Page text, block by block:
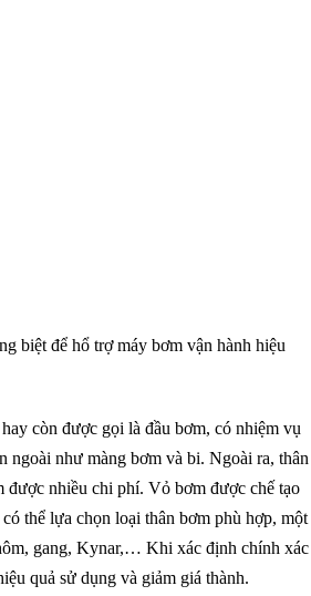
biệt để hổ trợ máy bơm vận hành hiệu
còn được gọi là đầu bơm, có nhiệm vụ
ngoài như màng bơm và bi. Ngoài ra, thân
được nhiều chi phí. Vỏ bơm được chế tạo
thể lựa chọn loại thân bơm phù hợp, một
gang, Kynar,… Khi xác định chính xác
quả sử dụng và giảm giá thành.